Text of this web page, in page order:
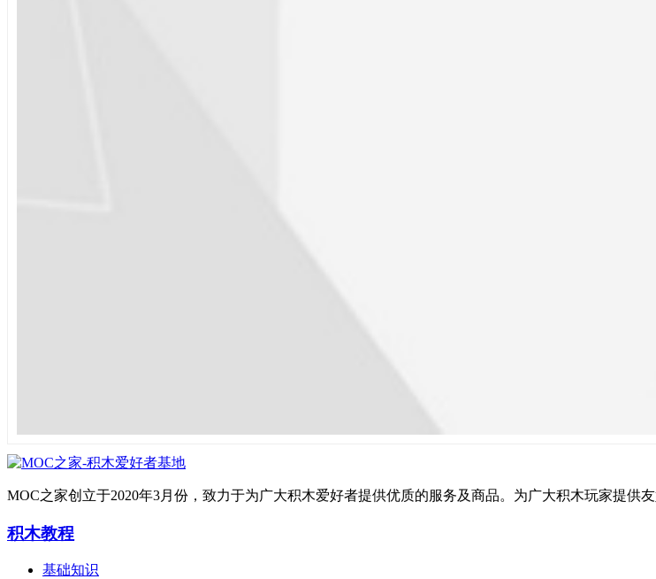
MOC之家创立于2020年3月份，致力于为广大积木爱好者提供优质的服务及商品。为广大积木玩家提供
积木教程
基础知识